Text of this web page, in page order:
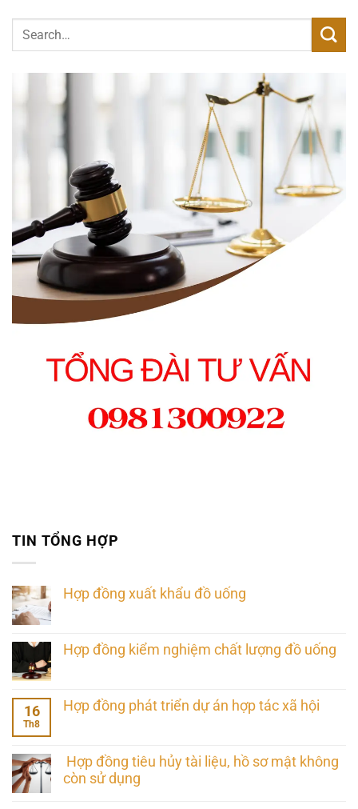
TIN TỔNG HỢP
Hợp đồng xuất khẩu đồ uống
Hợp đồng kiểm nghiệm chất lượng đồ uống
16
Th8
Hợp đồng phát triển dự án hợp tác xã hội
Hợp đồng tiêu hủy tài liệu, hồ sơ mật không
còn sử dụng